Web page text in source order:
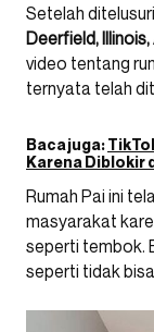
Setelah
Deerfield,
video tentang
ternyata telah
Baca juga:
Karena Diblokir
Rumah Pai ini
masyarakat
seperti tembok.
seperti tidak